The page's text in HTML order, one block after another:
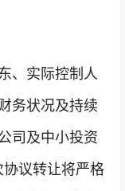
、实际控制人
务状况及持续
司及中小投资
议转让将严格